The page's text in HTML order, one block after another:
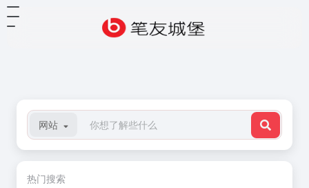
网站
热门搜索